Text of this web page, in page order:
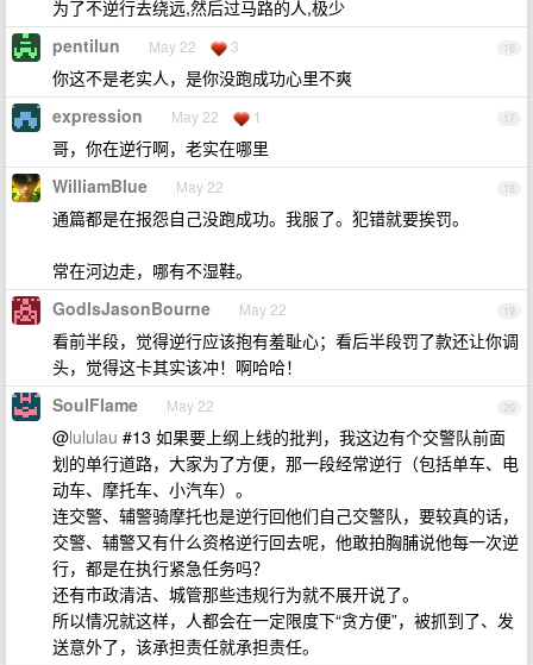
为了不逆行去绕远,然后过马路的人,极少
16
pentilun May 22 3
你这不是老实人，是你没跑成功心里不爽
17
expression May 22 1
哥，你在逆行啊，老实在哪里
18
WilliamBlue May 22
通篇都是在报怨自己没跑成功。我服了。犯错就要挨罚。
常在河边走，哪有不湿鞋。
19
GodIsJasonBourne May 22
看前半段，觉得逆行应该抱有羞耻心；看后半段罚了款还让你调
头，觉得这卡其实该冲！啊哈哈！
20
SoulFlame May 22
@lululau #13 如果要上纲上线的批判，我这边有个交警队前面
划的单行道路，大家为了方便，那一段经常逆行（包括单车、电
动车、摩托车、小汽车）。
连交警、辅警骑摩托也是逆行回他们自己交警队，要较真的话，
交警、辅警又有什么资格逆行回去呢，他敢拍胸脯说他每一次逆
行，都是在执行紧急任务吗？
还有市政清洁、城管那些违规行为就不展开说了。
所以情况就这样，人都会在一定限度下“贪方便”，被抓到了、发
送意外了，该承担责任就承担责任。